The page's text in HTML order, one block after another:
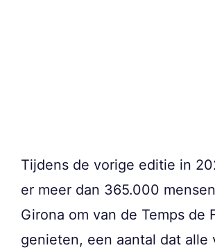
Tijdens de vorige editie in
er meer dan 365.000
Girona om van de Temps de
genieten, een aantal dat alle